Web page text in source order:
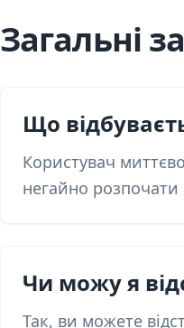
Загальні
Що
Користувач
негайно розпочати
Чи можу я
Так, ви можете